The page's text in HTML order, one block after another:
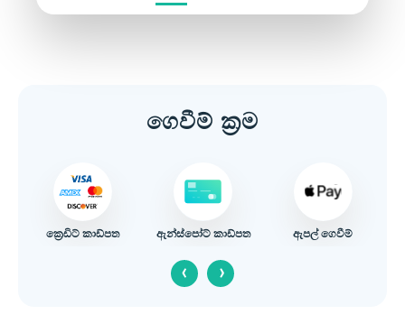
ගෙවීම් ක්‍රම
ක්‍රෙඩිට් කාඩ්පත ඇන්ස්පෝට් කාඩ්පත ඇපල් ගෙවීම්
‹ ›